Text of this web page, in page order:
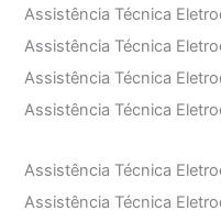
Assistência Técnica
Assistência Técnica
Assistência Técnica
Assistência Técnica
Assistência Técnica
Assistência Técnica